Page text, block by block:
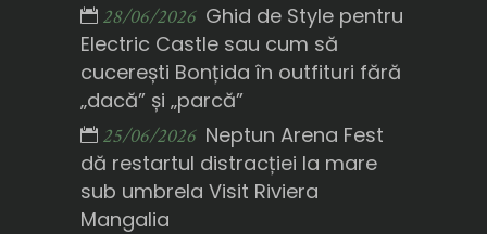
28/06/2026 Ghid de Style pentru
Electric Castle sau cum să
cucerești Bonțida în outfituri fără
„dacă” și „parcă”
25/06/2026 Neptun Arena Fest
dă restartul distracției la mare
sub umbrela Visit Riviera
Mangalia